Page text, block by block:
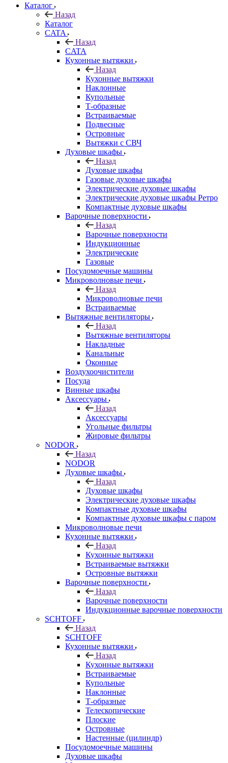
Каталог
Назад
Каталог
CATA
Назад
CATA
Кухонные вытяжки
Назад
Кухонные вытяжки
Наклонные
Купольные
Т-образные
Встраиваемые
Подвесные
Островные
Вытяжки с СВЧ
Духовые шкафы
Назад
Духовые шкафы
Газовые духовые шкафы
Электрические духовые шкафы
Электрические духовые шкафы Ретро
Компактные духовые шкафы
Варочные поверхности
Назад
Варочные поверхности
Индукционные
Электрические
Газовые
Посудомоечные машины
Микроволновые печи
Назад
Микроволновые печи
Встраиваемые
Вытяжные вентиляторы
Назад
Вытяжные вентиляторы
Накладные
Канальные
Оконные
Воздухоочистители
Посуда
Винные шкафы
Аксессуары
Назад
Аксессуары
Угольные фильтры
Жировые фильтры
NODOR
Назад
NODOR
Духовые шкафы
Назад
Духовые шкафы
Электрические духовые шкафы
Компактные духовые шкафы
Компактные духовые шкафы с паром
Микроволновые печи
Кухонные вытяжки
Назад
Кухонные вытяжки
Встраиваемые вытяжки
Островные вытяжки
Варочные поверхности
Назад
Варочные поверхности
Индукционные варочные поверхности
SCHTOFF
Назад
SCHTOFF
Кухонные вытяжки
Назад
Кухонные вытяжки
Встраиваемые
Купольные
Наклонные
Т-образные
Телескопические
Плоские
Островные
Настенные (цилиндр)
Посудомоечные машины
Духовые шкафы